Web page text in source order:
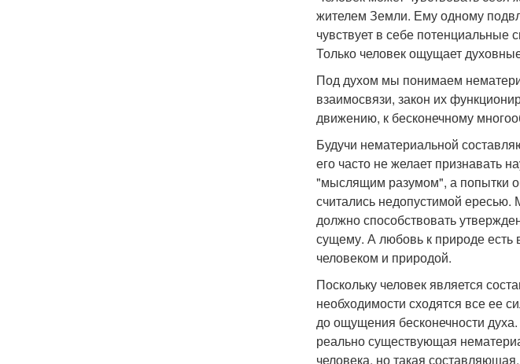
жителем Земли. Ему одному
чувствует в себе
Только человек ощущает
Под духом мы понимаем
взаимосвязи, закон их
движению, к бесконечному
Будучи нематериальной
его часто не желает признавать
"мыслящим разумом", а попытки
считались недопустимой
должно способствовать
сущему. А любовь к природе
человеком и природой.
Поскольку человек является
необходимости сходятся все ее
до ощущения бесконечности
реально существующая
человека, но такая